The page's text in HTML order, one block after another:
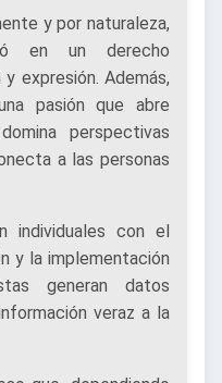
y por naturaleza,
en un derecho
expresión. Además,
pasión que abre
perspectivas
a las personas
individuales con el
y la implementación
generan datos
veraz a la